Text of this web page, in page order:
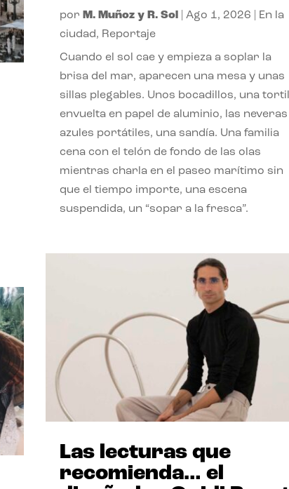
por M. Muñoz y R. Sol Ago 1, 2026
En la
ciudad, Reportaje
Cuando el sol cae y empieza a soplar la
brisa del mar, aparecen una mesa y unas
sillas plegables. Unos bocadillos, una
envuelta en papel de aluminio, las neveras
azules portátiles, una sandía. Una familia
cena con el telón de fondo de las olas
mientras charla en el paseo marítimo sin
que el tiempo importe, una escena
suspendida, un “sopar a la fresca”.
Las lecturas que
recomienda… el